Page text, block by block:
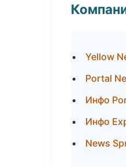
Yellow
Portal
Инфо
Инфо
News